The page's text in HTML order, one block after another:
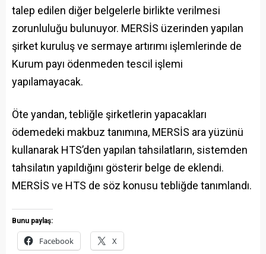
talep edilen diğer belgelerle birlikte verilmesi
zorunluluğu bulunuyor. MERSİS üzerinden yapılan
şirket kuruluş ve sermaye artırımı işlemlerinde de
Kurum payı ödenmeden tescil işlemi
yapılamayacak.
Öte yandan, tebliğle şirketlerin yapacakları
ödemedeki makbuz tanımına, MERSİS ara yüzünü
kullanarak HTS’den yapılan tahsilatların, sistemden
tahsilatın yapıldığını gösterir belge de eklendi.
MERSİS ve HTS de söz konusu tebliğde tanımlandı.
Bunu paylaş:
Facebook X